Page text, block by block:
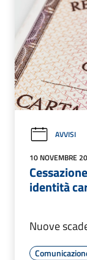
AVVISI
10 NOVEMBRE
identità
Nuove